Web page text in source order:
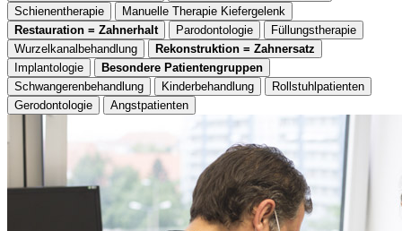
Schienentherapie
Manuelle Therapie Kiefergelenk
Restauration = Zahnerhalt
Parodontologie
Füllungstherapie
Wurzelkanalbehandlung
Rekonstruktion = Zahnersatz
Implantologie
Besondere Patientengruppen
Schwangerenbehandlung
Kinderbehandlung
Rollstuhlpatienten
Gerodontologie
Angstpatienten